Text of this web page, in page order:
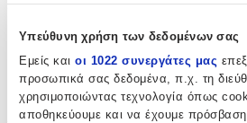
Υπεύθυνη χρήση των δεδομένων σας
Εμείς και οι 1022 συνεργάτες μας
προσωπικά σας δεδομένα, π.χ. τη
χρησιμοποιώντας τεχνολογία όπως
αποθηκεύουμε και να έχουμε
Κατασκευαστής:
Verorama
με Πέρλες:
Όχι